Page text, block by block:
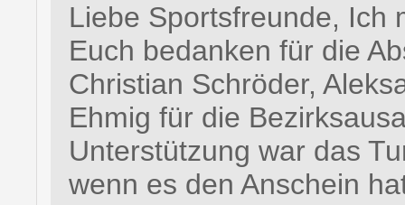
Liebe Sportsfreunde, Ich
Euch bedanken für die
Christian Schröder,
Ehmig für die
Unterstützung war das
wenn es den Anschein